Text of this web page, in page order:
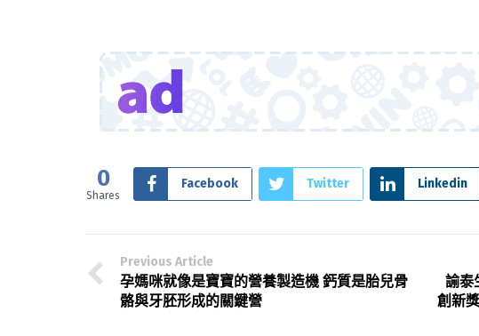
0
Shares
Facebook Twitter Linkedin
Previous Article
孕媽咪就像是寶寶的營養製造機 鈣質是胎兒骨
骼與牙胚形成的關鍵營
諭泰
創新